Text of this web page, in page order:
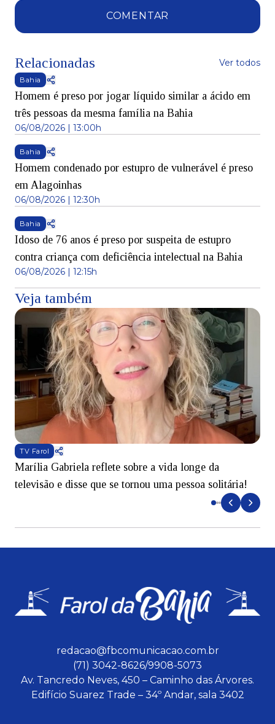
COMENTAR
Relacionadas Ver todos
Bahia
Homem é preso por jogar líquido similar a ácido em
três pessoas da mesma família na Bahia
06/08/2026 | 13:00h
Bahia
Homem condenado por estupro de vulnerável é preso
em Alagoinhas
06/08/2026 | 12:30h
Bahia
Idoso de 76 anos é preso por suspeita de estupro
contra criança com deficiência intelectual na Bahia
06/08/2026 | 12:15h
Veja também
TV Farol
Marília Gabriela reflete sobre a vida longe da
televisão e disse que se tornou uma pessoa solitária!
redacao@fbcomunicacao.com.br
(71) 3042-8626/9908-5073
Av. Tancredo Neves, 450 – Caminho das Árvores.
Edifício Suarez Trade – 34º Andar, sala 3402